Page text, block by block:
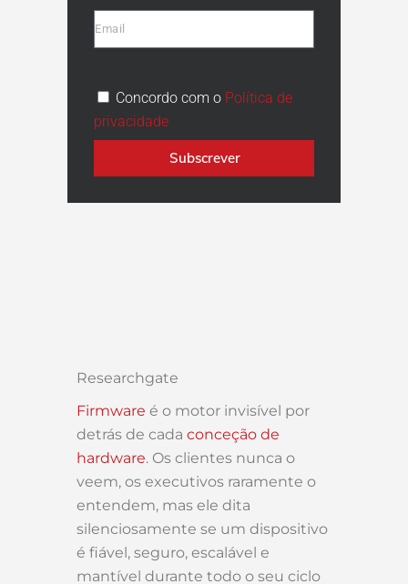
Concordo com o Política de
privacidade
Subscrever
Researchgate
Firmware é o motor invisível por
detrás de cada conceção de
hardware. Os clientes nunca o
veem, os executivos raramente o
entendem, mas ele dita
silenciosamente se um dispositivo
é fiável, seguro, escalável e
mantível durante todo o seu ciclo